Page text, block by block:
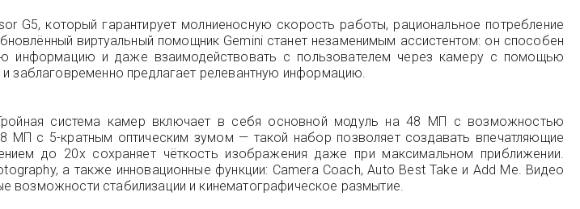
G5, который гарантирует молниеносную скорость работы, рациональное потребление
виртуальный помощник Gemini станет незаменимым ассистентом: он способен
информацию и даже взаимодействовать с пользователем через камеру с помощью
заблаговременно предлагает релевантную информацию.
система камер включает в себя основной модуль на 48 МП с возможностью
с 5-кратным оптическим зумом — такой набор позволяет создавать впечатляющие
до 20x сохраняет чёткость изображения даже при максимальном приближении.
а также инновационные функции: Camera Coach, Auto Best Take и Add Me. Видео
возможности стабилизации и кинематографическое размытие.